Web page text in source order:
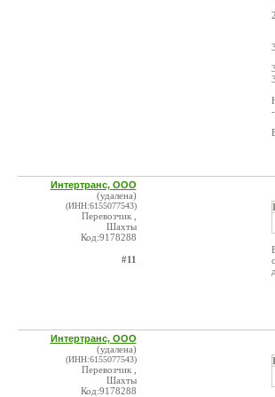
Интертранс, ООО
(удалена)
(ИНН:6155077543)
Перевозчик ,
Шахты
Код:9178288
#11
Интертранс, ООО
(удалена)
(ИНН:6155077543)
Перевозчик ,
Шахты
Код:9178288